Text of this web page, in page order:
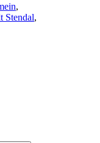
,
Stendal,